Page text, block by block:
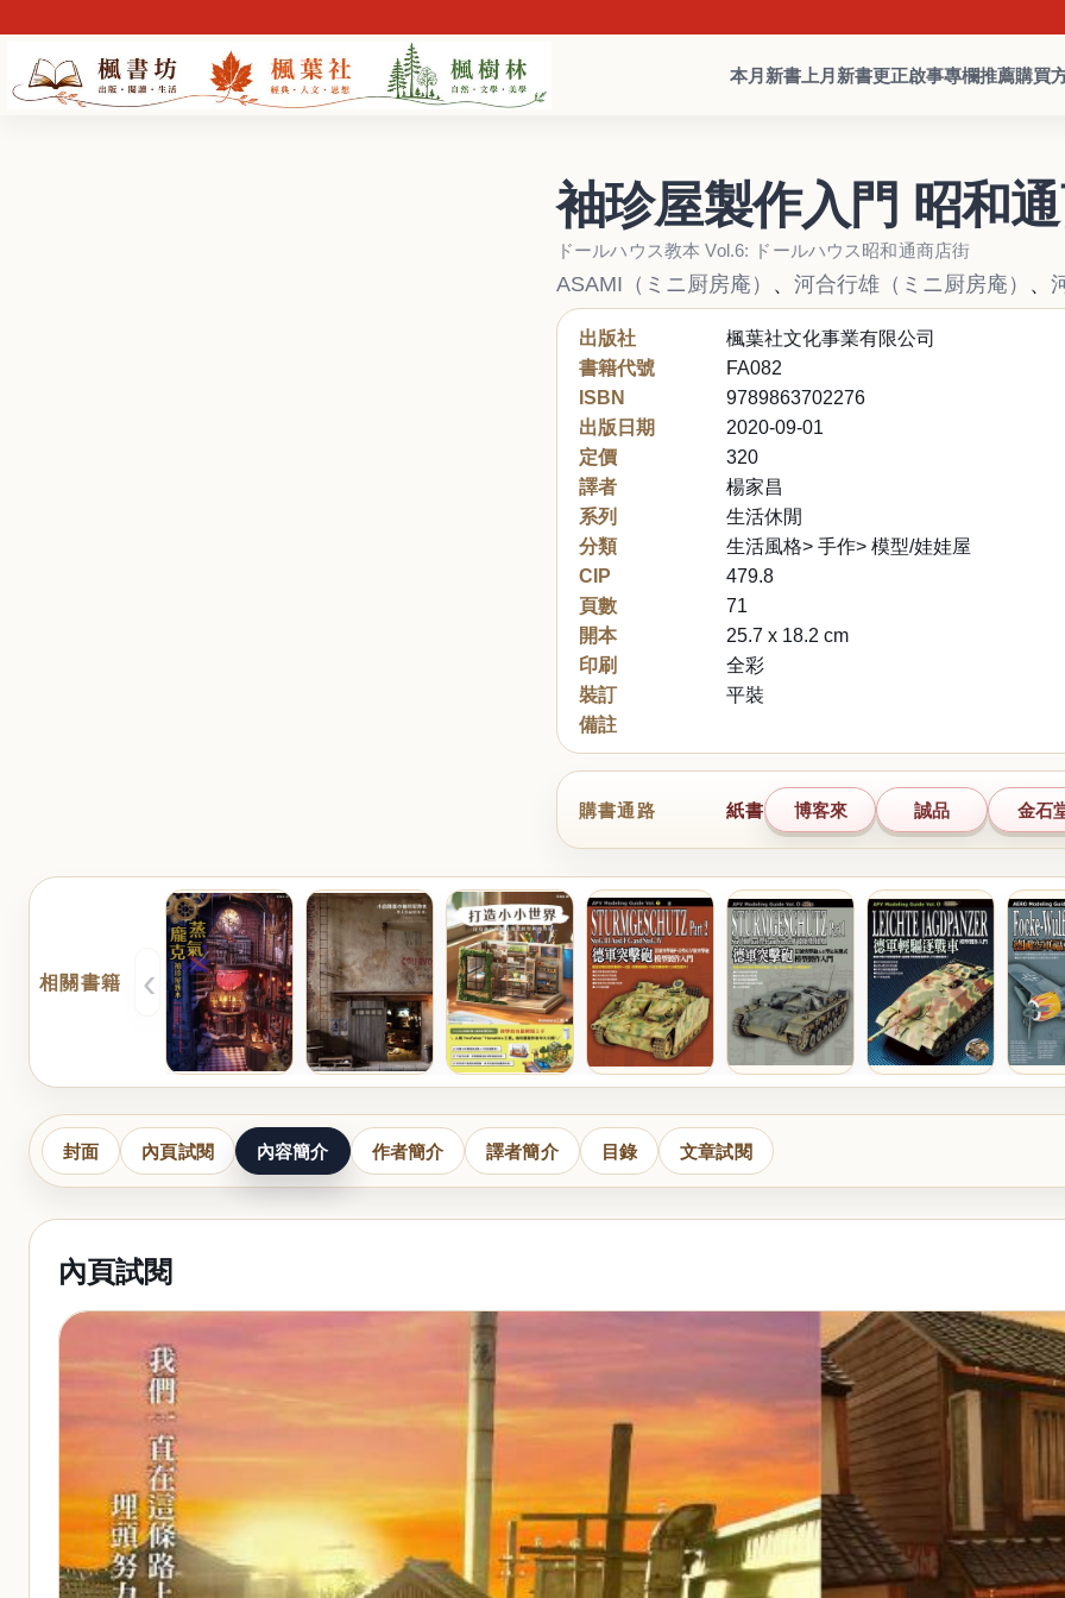
本月新書 上月新書更正啟事專欄推薦購買
袖珍屋製作入門 昭和
ドールハウス教本 Vol.6: ドールハウス昭和通商店街
ASAMI（ミニ厨房庵） 、 河合行雄（ミニ厨房庵） 、
出版社
楓葉社文化事業有限公司
書籍代號
FA082
ISBN
9789863702276
出版日期
2020-09-01
定價
320
譯者
楊家昌
系列
生活休閒
分類
生活風格> 手作> 模型/娃娃屋
CIP
479.8
頁數
71
開本
25.7 x 18.2 cm
印刷
全彩
裝訂
平裝
備註
購書通路 紙書 博客來 誠品 金石
相關書籍 ‹
封面 內頁試閱 內容簡介 作者簡介 譯者簡介 目錄 文章試閱
內頁試閱